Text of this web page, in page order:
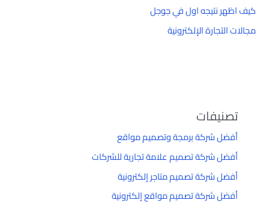
كيف اظهر نتيجه اول في جوجل
مجالات التجارة الإلكترونية
تصنيفات
أفضل شركة برمجة وتصميم مواقع
أفضل شركة تصميم علامة تجارية للشركات
أفضل شركة تصميم متاجر إلكترونية
أفضل شركة تصميم مواقع إلكترونية